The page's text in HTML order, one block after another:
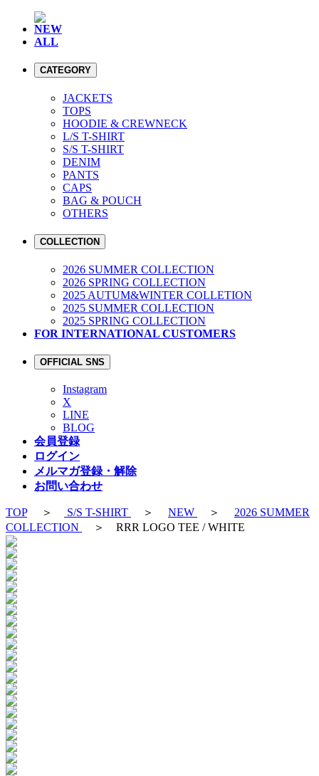
NEW
ALL
CATEGORY
JACKETS
TOPS
HOODIE & CREWNECK
L/S T-SHIRT
S/S T-SHIRT
DENIM
PANTS
CAPS
BAG & POUCH
OTHERS
COLLECTION
2026 SUMMER COLLECTION
2026 SPRING COLLECTION
2025 AUTUM&WINTER COLLETION
2025 SUMMER COLLECTION
2025 SPRING COLLECTION
FOR INTERNATIONAL CUSTOMERS
OFFICIAL SNS
Instagram
X
LINE
BLOG
会員登録
ログイン
メルマガ登録・解除
お問い合わせ
TOP＞ S/S T-SHIRT ＞ NEW ＞ 2026 SUMMER
COLLECTION
＞ RRR LOGO TEE / WHITE